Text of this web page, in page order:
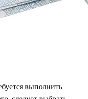
выполнить